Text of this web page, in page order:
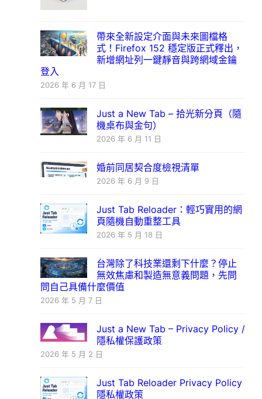
帶來全新設定介面與未來圖檔格
式！Firefox 152 穩定版正式釋出，
新增網址列一鍵靜音與跨網域金鑰
登入
2026 年 6 月 17 日
Just a New Tab – 拾光新分頁（隨
機桌布與金句）
2026 年 6 月 11 日
婚前同居契合度檢視清單
2026 年 6 月 9 日
Just Tab Reloader：輕巧實用的網
頁隨機自動重整工具
2026 年 5 月 18 日
台灣除了科技業還剩下什麼？停止
無效焦慮和製造無意義問題，先問
問自己具備什麼價值
2026 年 5 月 7 日
Just a New Tab – Privacy Policy /
隱私權保護政策
2026 年 5 月 2 日
Just Tab Reloader Privacy Policy
隱私權政策